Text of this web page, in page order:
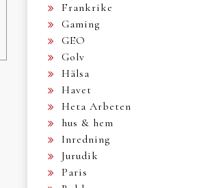
Frankrike
Gaming
GEO
Golv
Hälsa
Havet
Heta Arbeten
hus & hem
Inredning
Jurudik
Paris